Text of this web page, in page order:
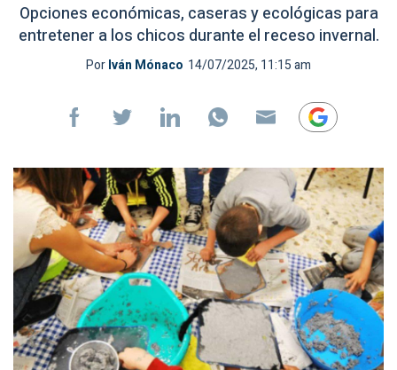
Opciones económicas, caseras y ecológicas para
entretener a los chicos durante el receso invernal.
PorIván Mónaco 14/07/2025, 11:15 am